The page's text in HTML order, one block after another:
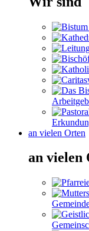
an vielen Orten
an vielen